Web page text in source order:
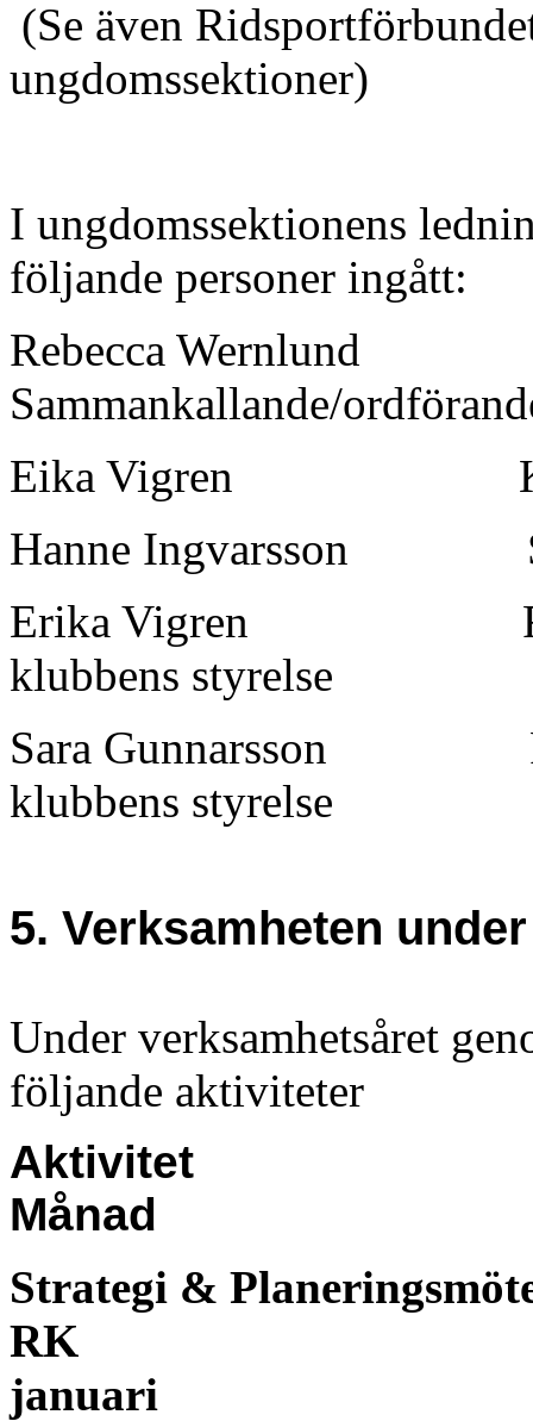
(Se även
ungdomssektioner)
I ungdomssektionens
följande personer ingått:
Rebecca Wernlund
Sammankallande/
Eika Vigren
Hanne Ingvarsson
Erika Vigren
klubbens styrelse
Sara Gunnarsson
klubbens styrelse
5. Verksamheten
Under verksamhetsåret
följande aktiviteter
Aktivitet
Månad
Strategi &
RK
januari